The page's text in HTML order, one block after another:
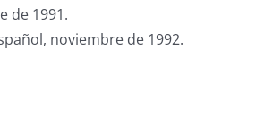
de 1991.
noviembre de 1992.